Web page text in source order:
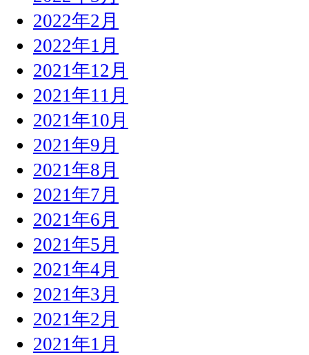
2022年2月
2022年1月
2021年12月
2021年11月
2021年10月
2021年9月
2021年8月
2021年7月
2021年6月
2021年5月
2021年4月
2021年3月
2021年2月
2021年1月